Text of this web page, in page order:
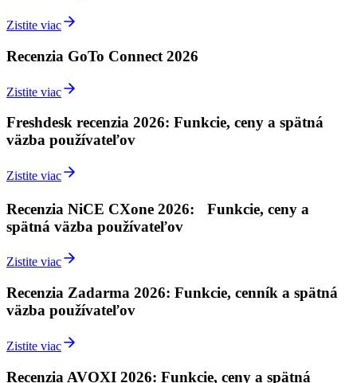
Zistite viac
Recenzia GoTo Connect 2026
Zistite viac
Freshdesk recenzia 2026: Funkcie, ceny a spätná
väzba používateľov
Zistite viac
Recenzia NiCE CXone 2026: Funkcie, ceny a
spätná väzba používateľov
Zistite viac
Recenzia Zadarma 2026: Funkcie, cenník a spätná
väzba používateľov
Zistite viac
Recenzia AVOXI 2026: Funkcie, ceny a spätná